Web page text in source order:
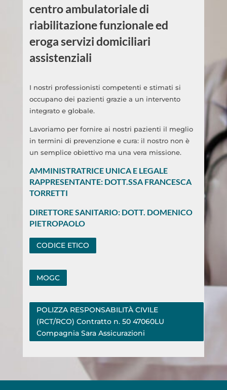
centro ambulatoriale di
riabilitazione funzionale ed
eroga servizi domiciliari
assistenziali
I nostri professionisti competenti e stimati si
occupano dei pazienti grazie a un intervento
integrato e globale.
Lavoriamo per fornire ai nostri pazienti il meglio
in termini di prevenzione e cura: il nostro non è
un semplice obiettivo ma una vera missione.
AMMINISTRATRICE UNICA E LEGALE
RAPPRESENTANTE: DOTT.SSA FRANCESCA
TORRETTI
DIRETTORE SANITARIO: DOTT. DOMENICO
PIETROPAOLO
CODICE ETICO
MOGC
POLIZZA RESPONSABILITÀ CIVILE
(RCT/RCO) Contratto n. 50 47060LU
Compagnia Sara Assicurazioni